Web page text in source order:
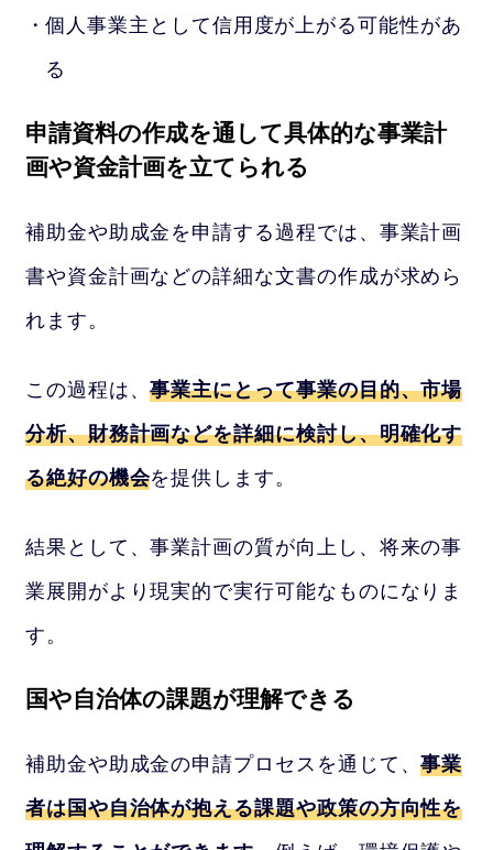
個人事業主として信用度が上がる可能性があ
る
申請資料の作成を通して具体的な事業計
画や資金計画を立てられる
補助金や助成金を申請する過程では、事業計画
書や資金計画などの詳細な文書の作成が求めら
れます。
この過程は、事業主にとって事業の目的、市場
分析、財務計画などを詳細に検討し、明確化す
る絶好の機会を提供します。
結果として、事業計画の質が向上し、将来の事
業展開がより現実的で実行可能なものになりま
す。
国や自治体の課題が理解できる
補助金や助成金の申請プロセスを通じて、事業
者は国や自治体が抱える課題や政策の方向性を